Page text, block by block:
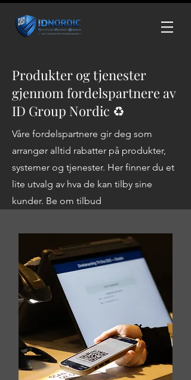
Produkter og tjenester
gjennom fordelspartnere av
ID Group Nordic ♻
Våre fordelspartnere gir deg som
arrangør alltid rabatter på produkter,
systemer og tjenester. Her finner du et
lite utvalg av hva de kan tilby sine
kunder. Be om tilbud